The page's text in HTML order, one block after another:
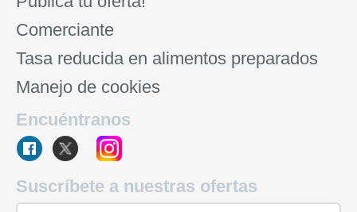
Comerciante
Tasa reducida en alimentos preparados
Manejo de cookies
Encuéntranos
Suscríbete a nuestras ofertas